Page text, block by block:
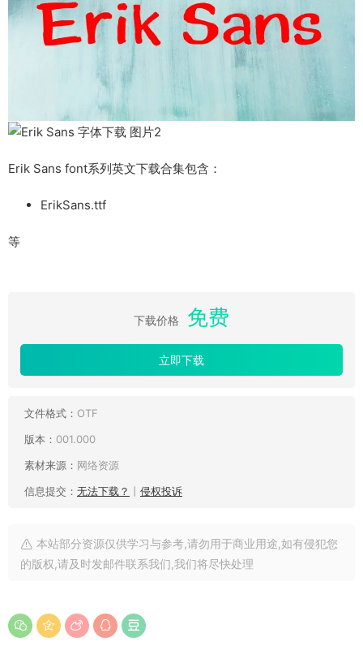
Erik Sans font系列英文下载合集包含：
ErikSans.ttf
等
下载价格 免费
立即下载
文件格式： OTF
版本： 001.000
素材来源： 网络资源
信息提交： 无法下载？ 侵权投诉
本站部分资源仅供学习与参考,请勿用于商业用途,如有侵犯您
的版权,请及时发邮件联系我们,我们将尽快处理